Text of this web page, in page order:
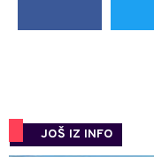
JOŠ IZ INFO